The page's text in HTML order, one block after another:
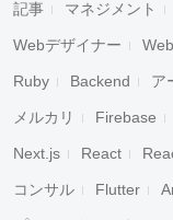
記事 マネジメント
Webデザイナー
Ruby Backend ア
メルカリ Firebase
Next.js React
コンサル Flutter